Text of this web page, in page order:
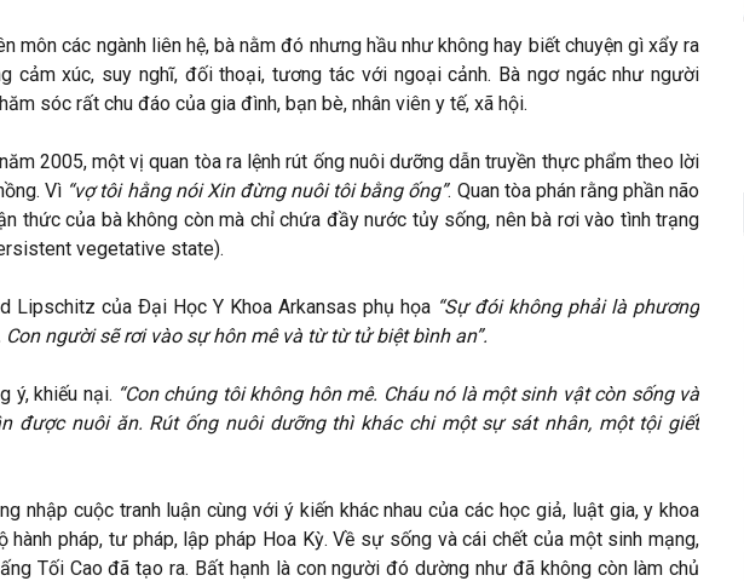
môn các ngành liên hệ, bà nằm đó nhưng hầu như không hay biết chuyện gì xẩy ra
cảm xúc, suy nghĩ, đối thoại, tương tác với ngoại cảnh. Bà ngơ ngác như người
sóc rất chu đáo của gia đình, bạn bè, nhân viên y tế, xã hội.
2005, một vị quan tòa ra lệnh rút ống nuôi dưỡng dẫn truyền thực phẩm theo lời
Vì “vợ tôi hằng nói Xin đừng nuôi tôi bằng ống”. Quan tòa phán rằng phần não
thức của bà không còn mà chỉ chứa đầy nước tủy sống, nên bà rơi vào tình trạng
vegetative state).
Lipschitz của Ðại Học Y Khoa Arkansas phụ họa “Sự đói không phải là phương
người sẽ rơi vào sự hôn mê và từ từ tử biệt bình an”.
ý, khiếu nại. “Con chúng tôi không hôn mê. Cháu nó là một sinh vật còn sống và
được nuôi ăn. Rút ống nuôi dưỡng thì khác chi một sự sát nhân, một tội giết
nhập cuộc tranh luận cùng với ý kiến khác nhau của các học giả, luật gia, y khoa
hành pháp, tư pháp, lập pháp Hoa Kỳ. Về sự sống và cái chết của một sinh mạng,
Tối Cao đã tạo ra. Bất hạnh là con người đó dường như đã không còn làm chủ